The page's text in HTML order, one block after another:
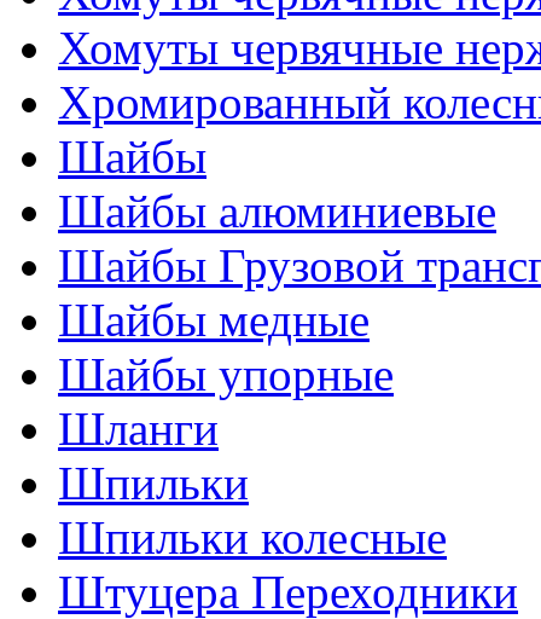
Хомуты червячные
Хромированный
Шайбы
Шайбы алюминиевые
Шайбы Грузовой
Шайбы медные
Шайбы упорные
Шланги
Шпильки
Шпильки колесные
Штуцера Переходники